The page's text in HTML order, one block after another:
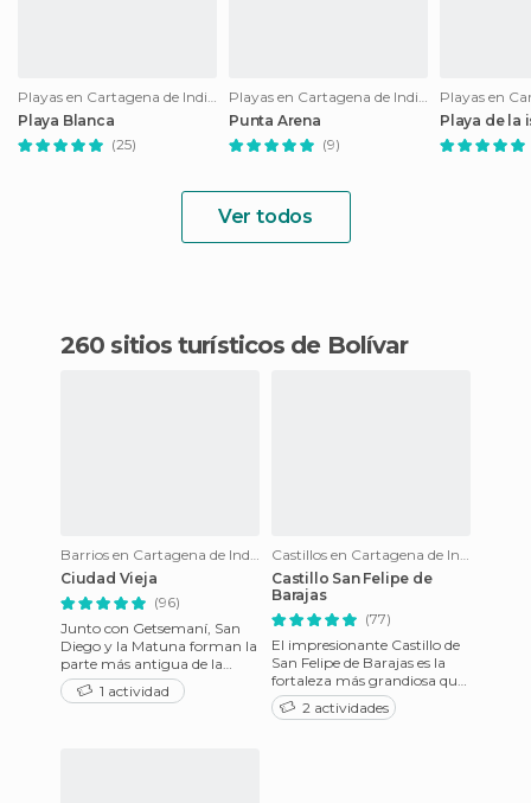
Playas en Cartagena de Indias
Playa Blanca
(25)
Playas en Cartagena de Indias
Punta Arena
(9)
Playa de la
Ver todos
260 sitios turísticos de Bolívar
Barrios en Cartagena de Indias
Ciudad Vieja
(96)
Junto con Getsemaní, San
Diego y la Matuna forman la
parte más antigua de la
ciudad. El Centro y San
Diego, se encuentran
1 actividad
Castillos en Cartagena de Indias
Castillo San Felipe de
Barajas
(77)
El impresionante Castillo de
San Felipe de Barajas es la
fortaleza más grandiosa que
los españoles construyeron
en América. El ori
2 actividades